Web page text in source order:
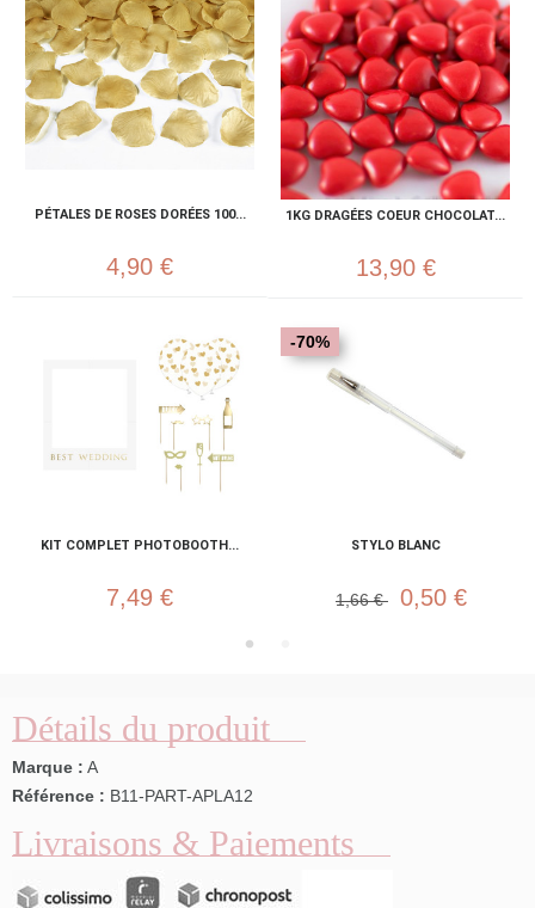
PÉTALES DE ROSES DORÉES 100...
4,90 €
1KG DRAGÉES COEUR CHOCOLAT...
13,90 €
KIT COMPLET PHOTOBOOTH...
7,49 €
STYLO BLANC
-70%
1,66 € 0,50 €
Détails du produit
Marque : A
Référence : B11-PART-APLA12
Livraisons & Paiements